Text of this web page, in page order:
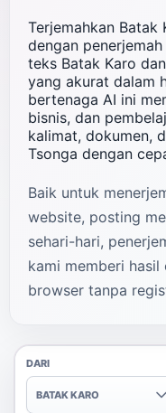
Terjemahkan Batak
dengan
teks Batak Karo
yang akurat dalam
bertenaga AI ini
bisnis, dan
kalimat, dokumen,
Tsonga dengan
Baik untuk
website, posting
sehari-hari,
kami memberi
browser tanpa
DARI
BATAK KARO